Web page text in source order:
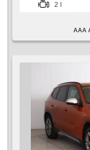
2 l
AAA